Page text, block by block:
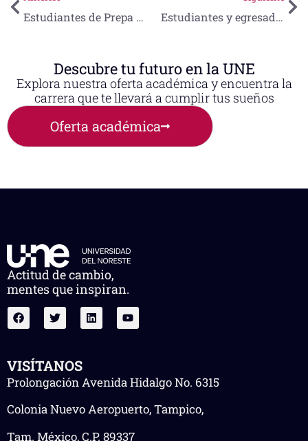
Estudiantes de Prepa UNE exploran Talleres Creativos de Licenciaturas en Diseño Gráfico y Comunicación Digital Estudiantes y egresada de Ingeniería Petrolera destacan en las Jornadas Técnicas 2025 de la Delegación Tampico
Descubre tu futuro en la UNE
Explora nuestra oferta académica y encuentra la
carrera que te llevará a cumplir tus sueños
Oferta académica
Actitud de cambio,
mentes que inspiran.
VISÍTANOS
Prolongación Avenida Hidalgo No. 6315
Colonia Nuevo Aeropuerto, Tampico,
Tam. México, C.P. 89337